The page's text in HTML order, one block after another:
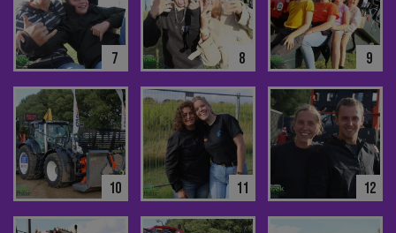
7 8 9
10 11 12